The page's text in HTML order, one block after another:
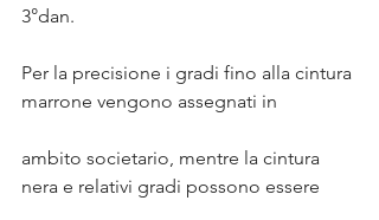
3°dan.
Per la precisione i gradi fino alla cintura
marrone vengono assegnati in
ambito societario, mentre la cintura
nera e relativi gradi possono essere